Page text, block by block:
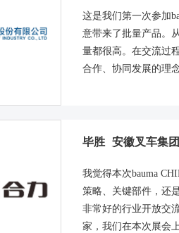
这是我们第一次参加
意带来了批量产品。
量都很高。在交流过
合作、协同发展的理念
毕胜 安徽叉车集
我觉得本次bauma
策略、关键部件，还
非常好的行业开放交
家，我们在本次展会